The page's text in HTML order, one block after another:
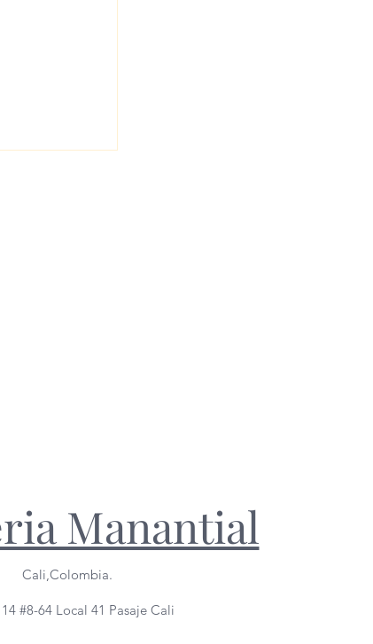
Manantial
Cali,Colombia.
#8-64 Local 41 Pasaje Cali